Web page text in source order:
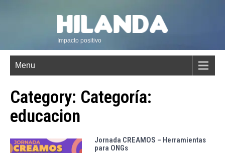
Impacto positivo
Menu
Category: Categoría:
educacion
Jornada CREAMOS – Herramientas
para ONGs